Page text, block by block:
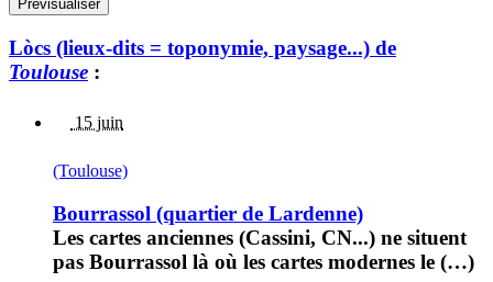
Lòcs (lieux-dits = toponymie, paysage...) de
Toulouse :
15 juin
(Toulouse)
Bourrassol (quartier de Lardenne)
Les cartes anciennes (Cassini, CN...) ne situent
pas Bourrassol là où les cartes modernes le (…)